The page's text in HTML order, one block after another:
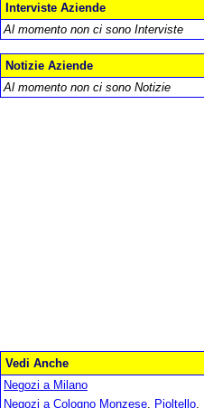
Interviste Aziende
Al momento non ci sono Interviste
Notizie Aziende
Al momento non ci sono Notizie
Vedi Anche
Negozi a Milano
Negozi a Cologno Monzese, Pioltello,